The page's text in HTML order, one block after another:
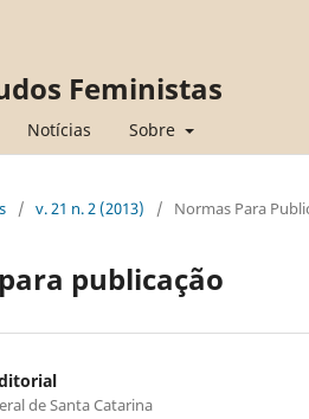
Feministas
Notícias Sobre
/ v. 21 n. 2 (2013) / Normas Para
publicação
de Santa Catarina